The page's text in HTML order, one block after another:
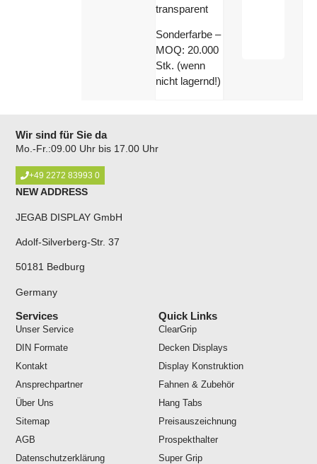
transparent
Sonderfarbe –
MOQ: 20.000
Stk. (wenn
nicht lagernd!)
Wir sind für Sie da
Mo.-Fr.:09.00 Uhr bis 17.00 Uhr
+49 2272 83993 0
NEW ADDRESS
JEGAB DISPLAY GmbH
Adolf-Silverberg-Str. 37
50181 Bedburg
Germany
Services
Unser Service
DIN Formate
Kontakt
Ansprechpartner
Über Uns
Sitemap
AGB
Datenschutzerklärung
Quick Links
ClearGrip
Decken Displays
Display Konstruktion
Fahnen & Zubehör
Hang Tabs
Preisauszeichnung
Prospekthalter
Super Grip